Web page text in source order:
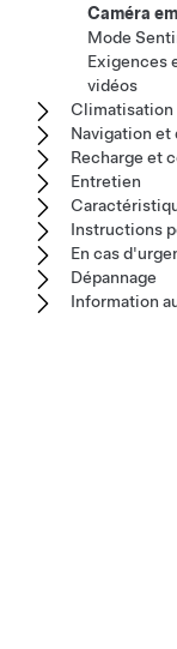
Caméra
Mode
Exigences
vidéos
Climatisation
Navigation
Recharge et
Entretien
Instructions
En cas
Dépannage
Information